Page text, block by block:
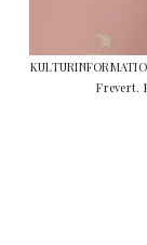
Frevert.